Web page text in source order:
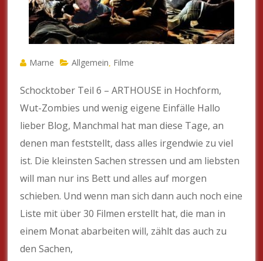
Marne Allgemein Filme
Schocktober Teil 6 – ARTHOUSE in Hochform,
Wut-Zombies und wenig eigene Einfälle Hallo
lieber Blog, Manchmal hat man diese Tage, an
denen man feststellt, dass alles irgendwie zu viel
ist. Die kleinsten Sachen stressen und am liebsten
will man nur ins Bett und alles auf morgen
schieben. Und wenn man sich dann auch noch eine
Liste mit über 30 Filmen erstellt hat, die man in
einem Monat abarbeiten will, zählt das auch zu
den Sachen,